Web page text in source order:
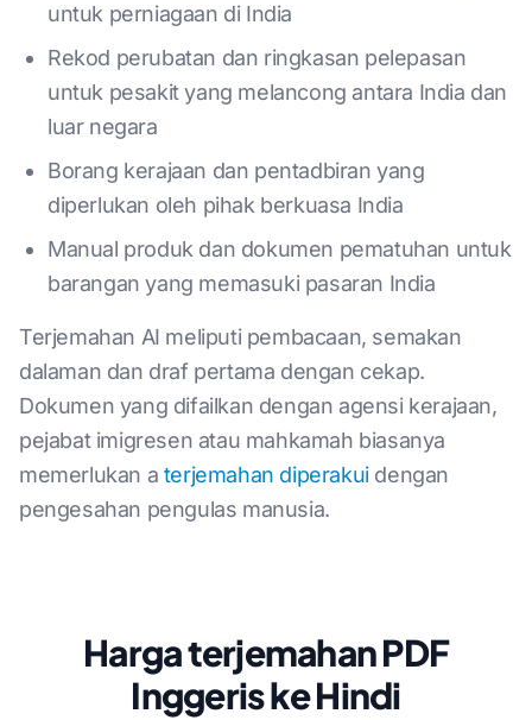
untuk perniagaan di India
Rekod perubatan dan ringkasan pelepasan
untuk pesakit yang melancong antara India dan
luar negara
Borang kerajaan dan pentadbiran yang
diperlukan oleh pihak berkuasa India
Manual produk dan dokumen pematuhan untuk
barangan yang memasuki pasaran India
Terjemahan AI meliputi pembacaan, semakan
dalaman dan draf pertama dengan cekap.
Dokumen yang difailkan dengan agensi kerajaan,
pejabat imigresen atau mahkamah biasanya
memerlukan a terjemahan diperakuidengan
pengesahan pengulas manusia.
Harga terjemahan PDF
Inggeris ke Hindi